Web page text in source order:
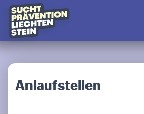
Anlaufstellen